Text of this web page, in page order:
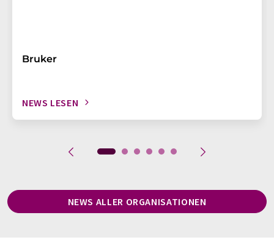
Bruker
NEWS LESEN
NEWS ALLER ORGANISATIONEN